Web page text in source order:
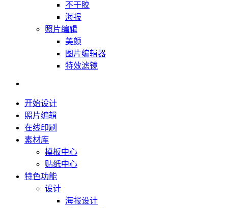
不干胶
海报
照片编辑
美颜
图片编辑器
特效滤镜
开始设计
照片编辑
在线印刷
素材库
模板中心
贴纸中心
特色功能
设计
海报设计